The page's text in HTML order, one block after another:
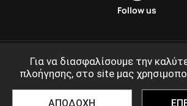
Για να διασφαλίσουμε την
πλοήγησης, στο site μας
ΑΠΟΔΟΧΗ
Αποδέχομαι τους
Follow us
©MIKATRAVEL.GR 2020 -